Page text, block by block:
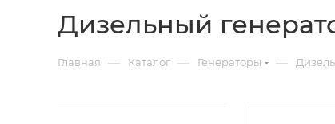
Дизельный
Главная — Каталог — Генераторы —